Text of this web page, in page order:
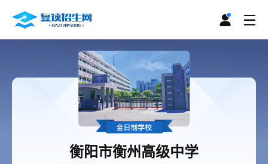
衡阳市衡州高级中学